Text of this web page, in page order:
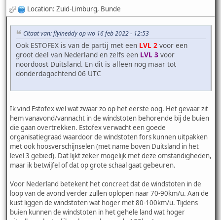
Location: Zuid-Limburg, Bunde
Citaat van: flyineddy op wo 16 feb 2022 - 12:53
Ook ESTOFEX is van de partij met een LVL 2 voor een
groot deel van Nederland en zelfs een LVL 3 voor
noordoost Duitsland. En dit is alleen nog maar tot
donderdagochtend 06 UTC
Ik vind Estofex wel wat zwaar zo op het eerste oog. Het gevaar zit
hem vanavond/vannacht in de windstoten behorende bij de buien
die gaan overtrekken. Estofex verwacht een goede
organisatiegraad waardoor de windstoten fors kunnen uitpakken
met ook hoosverschijnselen (met name boven Duitsland in het
level 3 gebied). Dat lijkt zeker mogelijk met deze omstandigheden,
maar ik betwijfel of dat op grote schaal gaat gebeuren.
Voor Nederland betekent het concreet dat de windstoten in de
loop van de avond verder zullen oplopen naar 70-90km/u. Aan de
kust liggen de windstoten wat hoger met 80-100km/u. Tijdens
buien kunnen de windstoten in het gehele land wat hoger